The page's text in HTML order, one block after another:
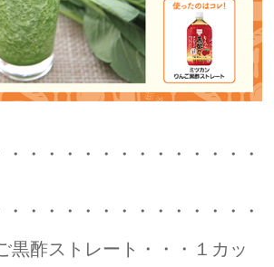
・・・・・・・・・・・・・・
・・・・・・・・・・・・・
黒酢ストレート・・・１カッ